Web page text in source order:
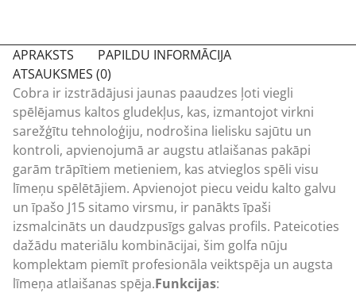
APRAKSTS
PAPILDU INFORMĀCIJA
ATSAUKSMES (0)
Cobra ir izstrādājusi jaunas paaudzes ļoti viegli
spēlējamus kaltos gludekļus, kas, izmantojot virkni
sarežģītu tehnoloģiju, nodrošina lielisku sajūtu un
kontroli, apvienojumā ar augstu atlaišanas pakāpi
garām trāpītiem metieniem, kas atvieglos spēli visu
līmeņu spēlētājiem. Apvienojot piecu veidu kalto galvu
un īpašo J15 sitamo virsmu, ir panākts īpaši
izsmalcināts un daudzpusīgs galvas profils. Pateicoties
dažādu materiālu kombinācijai, šim golfa nūju
komplektam piemīt profesionāla veiktspēja un augsta
līmeņa atlaišanas spēja.Funkcijas: